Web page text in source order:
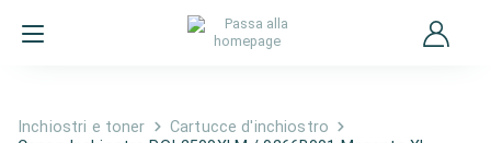
Inchiostri e toner
Cartucce d'inchiostro